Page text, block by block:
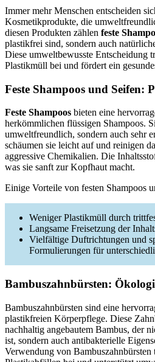
Immer mehr Menschen entscheiden
Kosmetikprodukte, die
diesen Produkten zählen feste
plastikfrei sind, sondern auch
Diese umweltbewusste Entscheidung
Plastikmüll bei und fördert ein
Feste Shampoos und Seifen:
Feste Shampoos bieten eine
herkömmlichen flüssigen Shampoos.
umweltfreundlich, sondern auch sehr
schäumen sie leicht auf und reinigen
aggressive Chemikalien. Die
was sie sanft zur Kopfhaut macht.
Einige Vorteile von festen Shampoos
Weniger Plastikmüll durch
Langsame Freisetzung der
Vielfältige Duftrichtungen und
Formulierungen für
Bambuszahnbürsten:
Bambuszahnbürsten sind eine
plastikfreien Körperpflege. Diese
nachhaltig angebautem Bambus, der
ist, sondern auch antibakterielle
Verwendung von